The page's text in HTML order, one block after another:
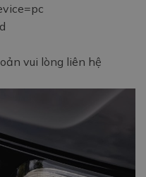
vui lòng liên hệ